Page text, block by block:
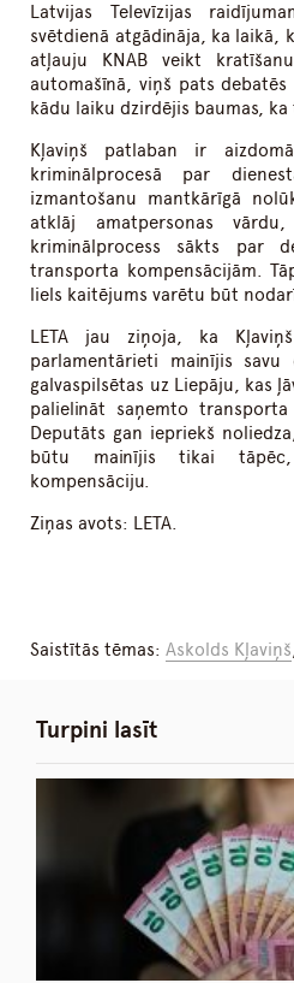
Latvijas Televīzijas
svētdienā atgādināja, ka laikā,
atļauju KNAB veikt
automašīnā, viņš pats
kādu laiku dzirdējis baumas,
Kļaviņš patlaban ir
kriminālprocesā par
izmantošanu mantkārīgā
atklāj amatpersonas
kriminālprocess sākts par
transporta kompensācijām.
liels kaitējums varētu būt
LETA jau ziņoja, ka
parlamentārieti mainījis savu
galvaspilsētas uz Liepāju, kas
palielināt saņemto transporta
Deputāts gan iepriekš
būtu mainījis tikai
kompensāciju.
Ziņas avots: LETA.
Saistītās tēmas:Askolds Kļaviņš
Turpini lasīt